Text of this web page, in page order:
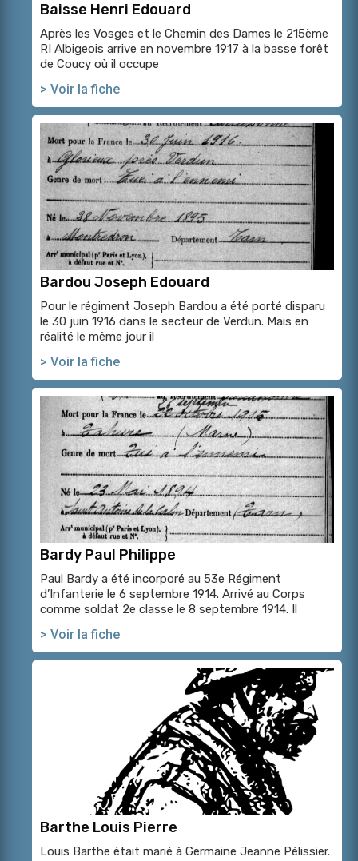
Baisse Henri Edouard
Après les Vosges et le Chemin des Dames le 215ème
RI Albigeois arrive en novembre 1917 à la basse forêt
de Coucy où il occupe
> Voir la fiche
Bardou Joseph Edouard
Pour le régiment Joseph Bardou a été porté disparu
le 30 juin 1916 dans le secteur de Verdun. Mais en
réalité le même jour il
> Voir la fiche
Bardy Paul Philippe
Paul Bardy a été incorporé au 53e Régiment
d’Infanterie le 6 septembre 1914. Arrivé au Corps
comme soldat 2e classe le 8 septembre 1914. Il
> Voir la fiche
Barthe Louis Pierre
Louis Barthe était marié à Germaine Jeanne Pélissier.